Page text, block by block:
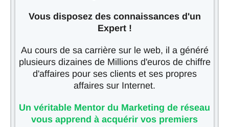
Vous disposez des connaissances d'un
Expert !
Au cours de sa carrière sur le web, il a généré
plusieurs dizaines de Millions d'euros de chiffre
d'affaires pour ses clients et ses propres
affaires sur Internet.
Un véritable Mentor du Marketing de réseau
vous apprend à acquérir vos premiers